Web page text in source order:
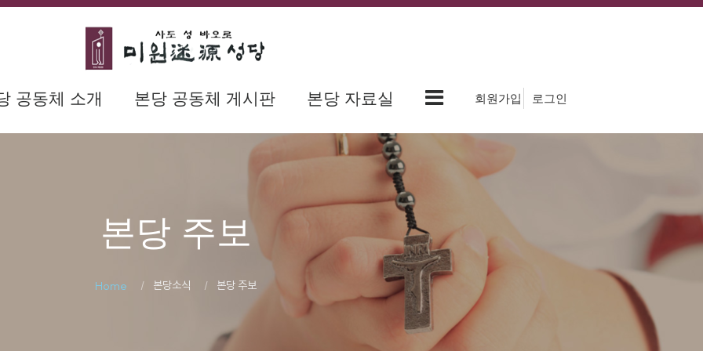
공동체 소개 본당 공동체 게시판 본당 자료실 회원가입 로그인
본당 주보
Home 본당소식 본당 주보